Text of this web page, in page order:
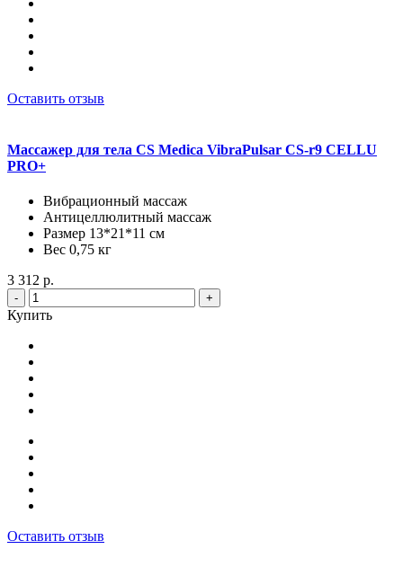
Оставить отзыв
Массажер для тела CS Medica VibraPulsar CS-r9 CELLU
PRO+
Вибрационный массаж
Антицеллюлитный массаж
Размер 13*21*11 см
Вес 0,75 кг
3 312 р.
- +
Купить
Оставить отзыв